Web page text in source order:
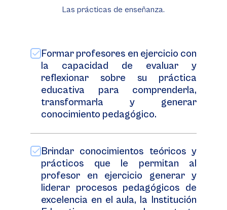
Las prácticas de enseñanza.
Formar profesores en ejercicio con
la capacidad de evaluar y
reflexionar sobre su práctica
educativa para comprenderla,
transformarla y generar
conocimiento pedagógico.
Brindar conocimientos teóricos y
prácticos que le permitan al
profesor en ejercicio generar y
liderar procesos pedagógicos de
excelencia en el aula, la Institución